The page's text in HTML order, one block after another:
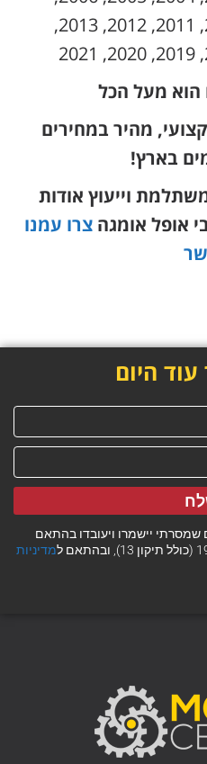
2007, 2008, 2009, 2010, 2011, 2012, 2013,
הוא מעל הכל
מהיר במחירים
בארץ!
וייעוץ אודות
אופל אומגהצרו עמנו
היום
יישמרו ויעובדו בהתאם
מדיניות